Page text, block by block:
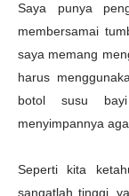
Saya punya
membersamai
saya memang
harus
botol susu
menyimpannya
Seperti kita
sangatlah tinggi,